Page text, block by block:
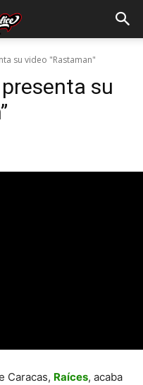
su video "Rastaman"
su
Caracas, Raíces, acaba